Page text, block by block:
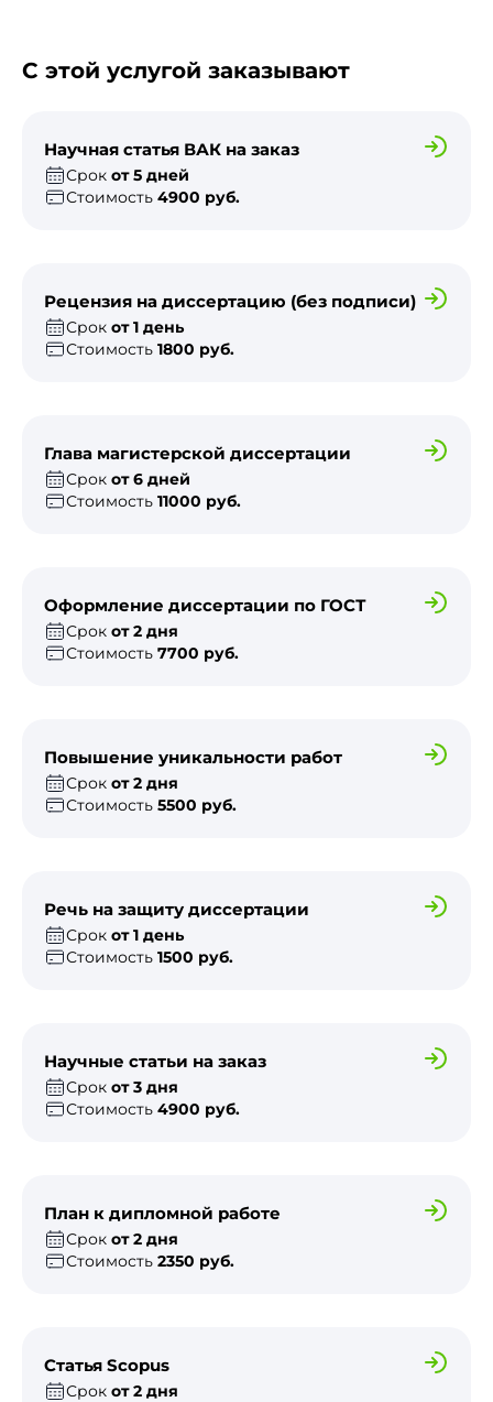
С этой услугой заказывают
Научная статья ВАК на заказ
Срок от 5 дней
Стоимость 4900 руб.
Рецензия на диссертацию (без подписи)
Срок от 1 день
Стоимость 1800 руб.
Глава магистерской диссертации
Срок от 6 дней
Стоимость 11000 руб.
Оформление диссертации по ГОСТ
Срок от 2 дня
Стоимость 7700 руб.
Повышение уникальности работ
Срок от 2 дня
Стоимость 5500 руб.
Речь на защиту диссертации
Срок от 1 день
Стоимость 1500 руб.
Научные статьи на заказ
Срок от 3 дня
Стоимость 4900 руб.
План к дипломной работе
Срок от 2 дня
Стоимость 2350 руб.
Статья Scopus
Срок от 2 дня